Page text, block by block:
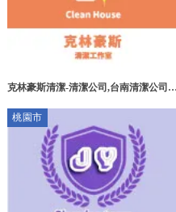
克林豪斯清潔-清潔公司,台南清潔公司,
司
桃園市